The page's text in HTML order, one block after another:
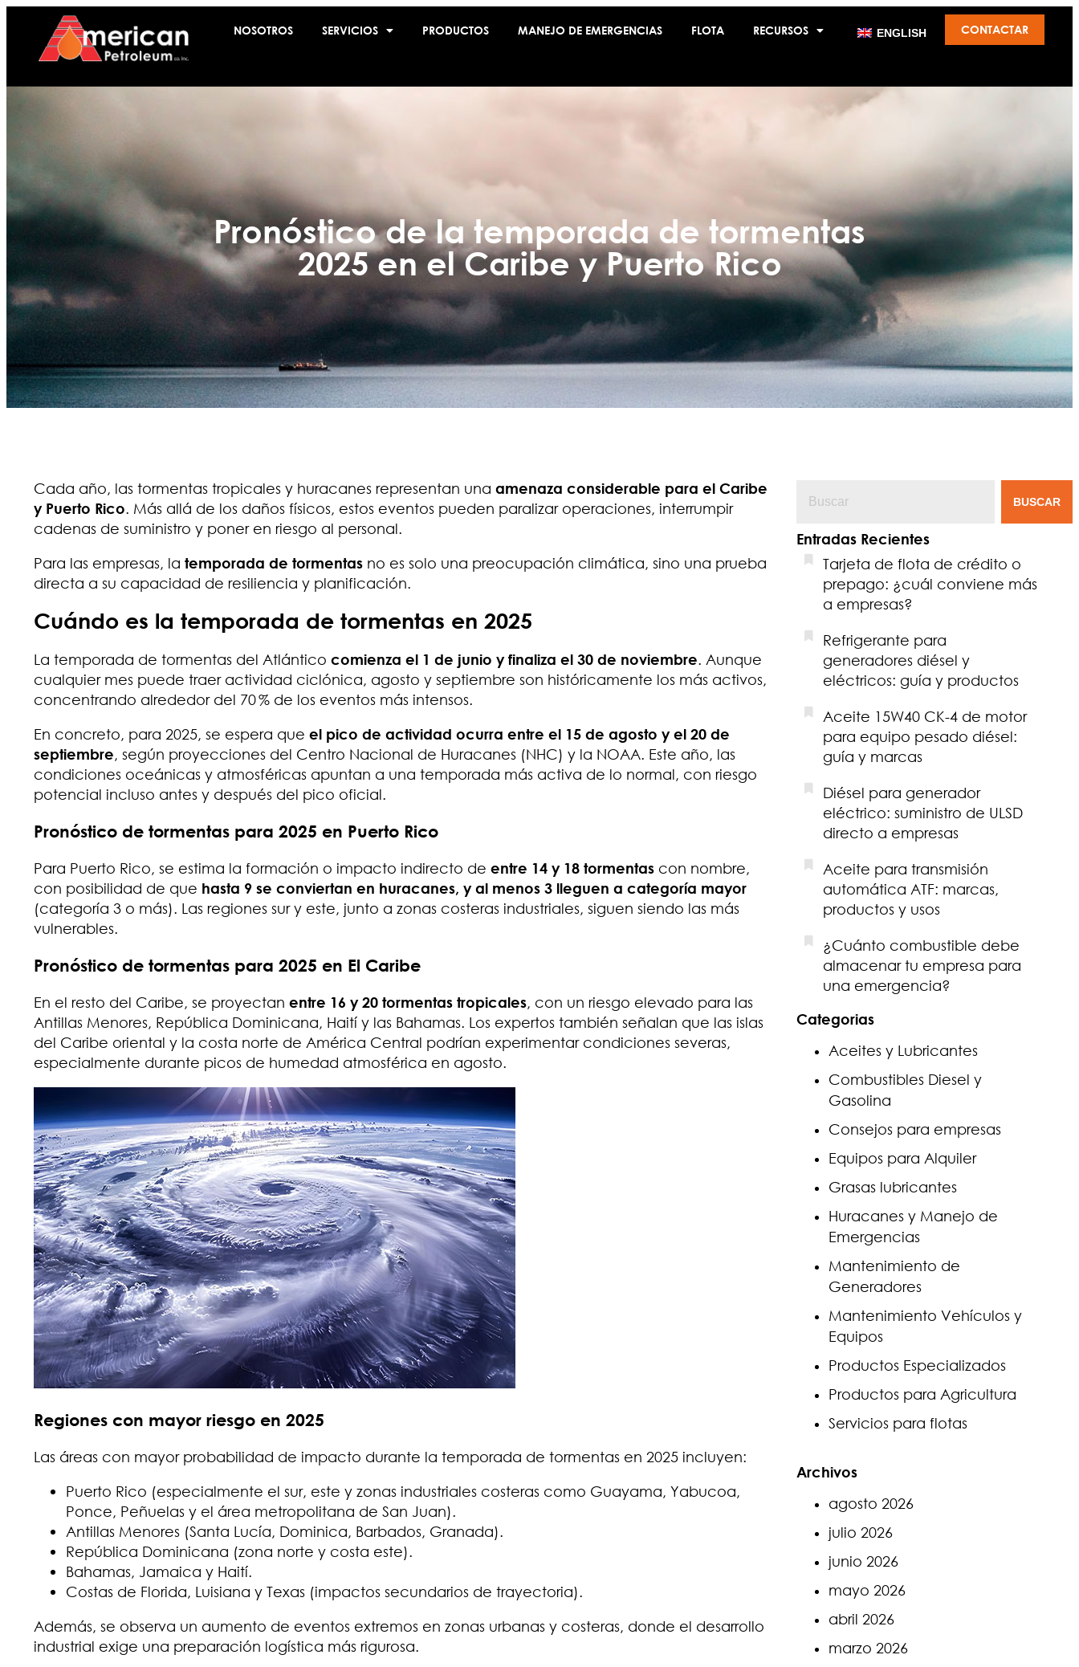
NOSOTROS SERVICIOS PRODUCTOS MANEJO DE EMERGENCIAS FLOTA RECURSOS ENGLISH CONTACTAR
Pronóstico de la temporada de tormentas
2025 en el Caribe y Puerto Rico
Cada año, las tormentas tropicales y huracanes representan una amenaza considerable para el Caribe
y Puerto Rico. Más allá de los daños físicos, estos eventos pueden paralizar operaciones, interrumpir
cadenas de suministro y poner en riesgo al personal.
Para las empresas, la temporada de tormentas no es solo una preocupación climática, sino una prueba
directa a su capacidad de resiliencia y planificación.
Cuándo es la temporada de tormentas en 2025
La temporada de tormentas del Atlántico comienza el 1 de junio y finaliza el 30 de noviembre. Aunque
cualquier mes puede traer actividad ciclónica, agosto y septiembre son históricamente los más activos,
concentrando alrededor del 70 % de los eventos más intensos.
En concreto, para 2025, se espera que el pico de actividad ocurra entre el 15 de agosto y el 20 de
septiembre, según proyecciones del Centro Nacional de Huracanes (NHC) y la NOAA. Este año, las
condiciones oceánicas y atmosféricas apuntan a una temporada más activa de lo normal, con riesgo
potencial incluso antes y después del pico oficial.
Pronóstico de tormentas para 2025 en Puerto Rico
Para Puerto Rico, se estima la formación o impacto indirecto de entre 14 y 18 tormentas con nombre,
con posibilidad de que hasta 9 se conviertan en huracanes, y al menos 3 lleguen a categoría mayor
(categoría 3 o más). Las regiones sur y este, junto a zonas costeras industriales, siguen siendo las más
vulnerables.
Pronóstico de tormentas para 2025 en El Caribe
En el resto del Caribe, se proyectan entre 16 y 20 tormentas tropicales, con un riesgo elevado para las
Antillas Menores, República Dominicana, Haití y las Bahamas. Los expertos también señalan que las islas
del Caribe oriental y la costa norte de América Central podrían experimentar condiciones severas,
especialmente durante picos de humedad atmosférica en agosto.
Regiones con mayor riesgo en 2025
Las áreas con mayor probabilidad de impacto durante la temporada de tormentas en 2025 incluyen:
Puerto Rico (especialmente el sur, este y zonas industriales costeras como Guayama, Yabucoa,
Ponce, Peñuelas y el área metropolitana de San Juan).
Antillas Menores (Santa Lucía, Dominica, Barbados, Granada).
República Dominicana (zona norte y costa este).
Bahamas, Jamaica y Haití.
Costas de Florida, Luisiana y Texas (impactos secundarios de trayectoria).
Además, se observa un aumento de eventos extremos en zonas urbanas y costeras, donde el desarrollo
industrial exige una preparación logística más rigurosa.
BUSCAR
Entradas Recientes
Tarjeta de flota de crédito o
prepago: ¿cuál conviene más
a empresas?
Refrigerante para
generadores diésel y
eléctricos: guía y productos
Aceite 15W40 CK-4 de motor
para equipo pesado diésel:
guía y marcas
Diésel para generador
eléctrico: suministro de ULSD
directo a empresas
Aceite para transmisión
automática ATF: marcas,
productos y usos
¿Cuánto combustible debe
almacenar tu empresa para
una emergencia?
Categorias
Aceites y Lubricantes
Combustibles Diesel y
Gasolina
Consejos para empresas
Equipos para Alquiler
Grasas lubricantes
Huracanes y Manejo de
Emergencias
Mantenimiento de
Generadores
Mantenimiento Vehículos y
Equipos
Productos Especializados
Productos para Agricultura
Servicios para flotas
Archivos
agosto 2026
julio 2026
junio 2026
mayo 2026
abril 2026
marzo 2026